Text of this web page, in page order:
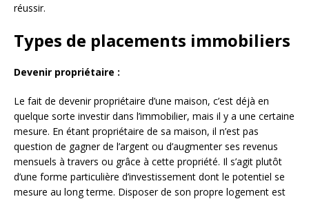
réussir.
Types de placements immobiliers
Devenir propriétaire :
Le fait de devenir propriétaire d’une maison, c’est déjà en
quelque sorte investir dans l’immobilier, mais il y a une certaine
mesure. En étant propriétaire de sa maison, il n’est pas
question de gagner de l’argent ou d’augmenter ses revenus
mensuels à travers ou grâce à cette propriété. Il s’agit plutôt
d’une forme particulière d’investissement dont le potentiel se
mesure au long terme. Disposer de son propre logement est